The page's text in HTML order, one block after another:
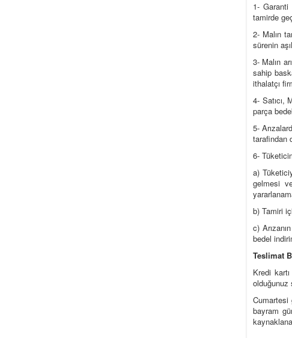
1-
tamirde
2- Malın
sürenin
3- Malın
sahip
ithalatçı
4- Satıcı,
parça
5-
tarafindan
6-
a)
gelmesi
b) Tamiri
c)
bedel
Teslimat
Kredi
olduğunuz
Cumartesi
bayram